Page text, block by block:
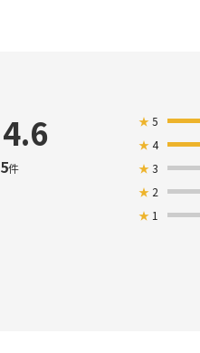
4.6
5件
★5
★4
★3
★ 2
★ 1